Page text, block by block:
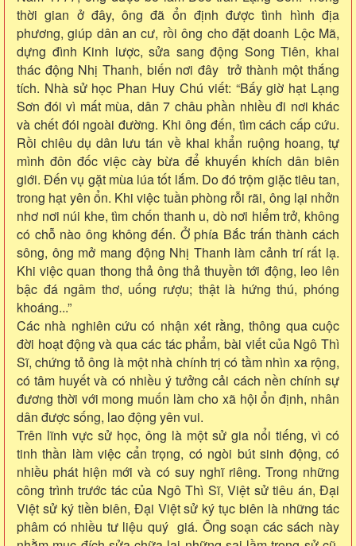
thời gian ở đây, ông đã ổn định được tình hình địa
phương, giúp dân an cư, rồi ông cho đặt doanh Lộc Mã,
dựng đình Kinh lược, sửa sang động Song Tiên, khai
thác động Nhị Thanh, biến nơi đây trở thành một thắng
tích. Nhà sử học Phan Huy Chú viết: “Bấy giờ hạt Lạng
Sơn đói vì mất mùa, dân 7 châu phần nhiều đi nơi khác
và chết đói ngoài đường. Khi ông đến, tìm cách cấp cứu.
Rồi chiêu dụ dân lưu tán về khai khẩn ruộng hoang, tự
mình đôn đốc việc cày bừa để khuyến khích dân biên
giới. Đến vụ gặt mùa lúa tốt lắm. Do đó trộm giặc tiêu tan,
trong hạt yên ổn. Khi việc tuần phòng rỗi rãi, ông lại nhởn
nhơ nơi núi khe, tìm chốn thanh u, dò nơi hiểm trở, không
có chỗ nào ông không đến. Ở phía Bắc trấn thành cách
sông, ông mở mang động Nhị Thanh làm cảnh trí rất lạ.
Khi việc quan thong thả ông thả thuyền tới động, leo lên
bậc đá ngâm thơ, uống rượu; thật là hứng thú, phóng
khoáng...”
Các nhà nghiên cứu có nhận xét rằng, thông qua cuộc
đời hoạt động và qua các tác phẩm, bài viết của Ngô Thì
Sĩ, chứng tỏ ông là một nhà chính trị có tầm nhìn xa rộng,
có tâm huyết và có nhiều ý tưởng cải cách nền chính sự
đương thời với mong muốn làm cho xã hội ổn định, nhân
dân được sống, lao động yên vui.
Trên lĩnh vực sử học, ông là một sử gia nổi tiếng, vì có
tinh thần làm việc cẩn trọng, có ngòi bút sinh động, có
nhiều phát hiện mới và có suy nghĩ riêng. Trong những
công trình trước tác của Ngô Thì Sĩ, Việt sử tiêu án, Đại
Việt sử ký tiền biên, Đại Việt sử ký tục biên là những tác
phâm có nhiều tư liệu quý giá. Ông soạn các sách này